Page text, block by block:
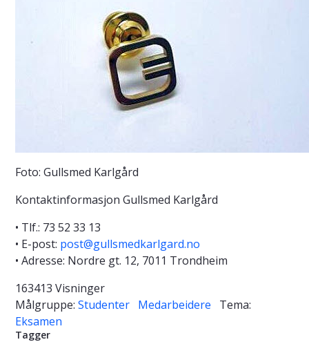
Foto: Gullsmed Karlgård
Kontaktinformasjon Gullsmed Karlgård
• Tlf.: 73 52 33 13
• E-post: post@gullsmedkarlgard.no
• Adresse: Nordre gt. 12, 7011 Trondheim
163413 Visninger
Målgruppe: Studenter Medarbeidere
Tema:
Eksamen
Tagger